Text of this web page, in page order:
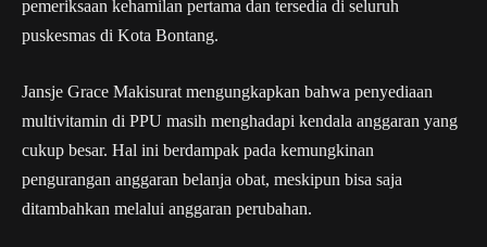
pemeriksaan kehamilan pertama dan tersedia di seluruh
puskesmas di Kota Bontang.
Jansje Grace Makisurat mengungkapkan bahwa penyediaan
multivitamin di PPU masih menghadapi kendala anggaran yang
cukup besar. Hal ini berdampak pada kemungkinan
pengurangan anggaran belanja obat, meskipun bisa saja
ditambahkan melalui anggaran perubahan.